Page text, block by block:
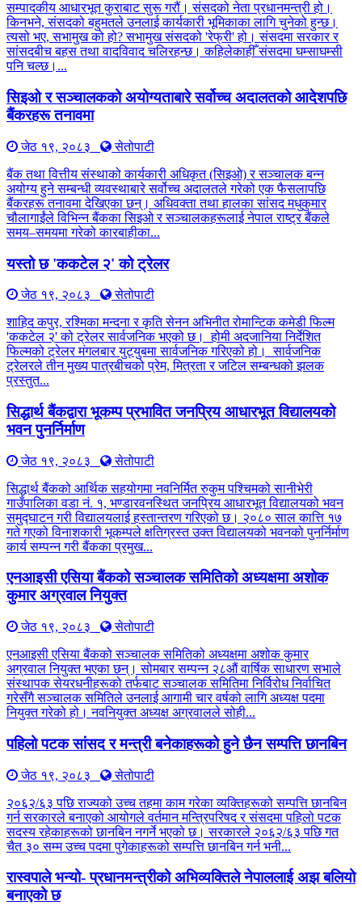
सम्पादकीय आधारभूत कुराबाट सुरू गरौं। संसदको नेता प्रधानमन्त्री हो।
किनभने, संसदको बहुमतले उनलाई कार्यकारी भूमिकाका लागि चुनेको हुन्छ।
त्यसो भए, सभामुख को हो? सभामुख संसदको 'रेफ्री' हो। संसदमा सरकार र
सांसदबीच बहस तथा वादविवाद चलिरहन्छ। कहिलेकाहीँ संसदमा घम्साघम्सी
पनि चल्छ।...
सिइओ र सञ्चालकको अयोग्यताबारे सर्वोच्च अदालतको आदेशपछि
बैंकरहरू तनावमा
जेठ १९, २०८३
सेतोपाटी
बैंक तथा वित्तीय संस्थाको कार्यकारी अधिकृत (सिइओ) र सञ्चालक बन्न
अयोग्य हुने सम्बन्धी व्यवस्थाबारे सर्वोच्च अदालतले गरेको एक फैसलापछि
बैंकरहरू तनावमा देखिएका छन्। अधिवक्ता तथा हालका सांसद मधुकुमार
चौलागाईंले विभिन्न बैंकका सिइओ र सञ्चालकहरूलाई नेपाल राष्ट्र बैंकले
समय–समयमा गरेको कारबाहीका...
यस्तो छ 'ककटेल २' को ट्रेलर
जेठ १९, २०८३
सेतोपाटी
शाहिद कपुर, रश्मिका मन्दना र कृति सेनन अभिनीत रोमान्टिक कमेडी फिल्म
'ककटेल २' को ट्रेलर सार्वजनिक भएको छ। होमी अदजानिया निर्देशित
फिल्मको ट्रेलर मंगलबार युट्युबमा सार्वजनिक गरिएको हो। सार्वजनिक
ट्रेलरले तीन मुख्य पात्रबीचको प्रेम, मित्रता र जटिल सम्बन्धको झलक
प्रस्तुत...
सिद्धार्थ बैंकद्वारा भूकम्प प्रभावित जनप्रिय आधारभूत विद्यालयको
भवन पुनर्निर्माण
जेठ १९, २०८३
सेतोपाटी
सिद्धार्थ बैंकको आर्थिक सहयोगमा नवनिर्मित रुकुम पश्चिमको सानीभेरी
गाउँपालिका वडा नं. १, भण्डारवनस्थित जनप्रिय आधारभूत विद्यालयको भवन
समुद्घाटन गरी विद्यालयलाई हस्तान्तरण गरिएको छ। २०८० साल कात्ति १७
गते गएको विनाशकारी भूकम्पले क्षतिग्रस्त उक्त विद्यालयको भवनको पुनर्निर्माण
कार्य सम्पन्न गरी बैंकका प्रमुख...
एनआइसी एसिया बैंकको सञ्चालक समितिको अध्यक्षमा अशोक
कुमार अग्रवाल नियुक्त
जेठ १९, २०८३
सेतोपाटी
एनआइसी एसिया बैंकको सञ्चालक समितिको अध्यक्षमा अशोक कुमार
अग्रवाल नियुक्त भएका छन्। सोमबार सम्पन्न २८औं वार्षिक साधारण सभाले
संस्थापक सेयरधनीहरूको तर्फबाट सञ्चालक समितिमा निर्विरोध निर्वाचित
गरेसँगै सञ्चालक समितिले उनलाई आगामी चार वर्षको लागि अध्यक्ष पदमा
नियुक्त गरेको हो। नवनियुक्त अध्यक्ष अग्रवालले सोही...
पहिलो पटक सांसद र मन्त्री बनेकाहरूको हुने छैन सम्पत्ति छानबिन
जेठ १९, २०८३
सेतोपाटी
२०६२/६३ पछि राज्यको उच्च तहमा काम गरेका व्यक्तिहरूको सम्पत्ति छानबिन
गर्न सरकारले बनाएको आयोगले वर्तमान मन्त्रिपरिषद र संसदमा पहिलो पटक
सदस्य रहेकाहरूको छानबिन नगर्ने भएको छ। सरकारले २०६२/६३ पछि गत
चैत ३० सम्म उच्च पदमा पुगेकाहरूको सम्पत्ति छानबिन गर्न भनी...
रास्वपाले भन्यो- प्रधानमन्त्रीको अभिव्यक्तिले नेपाललाई अझ बलियो
बनाएको छ